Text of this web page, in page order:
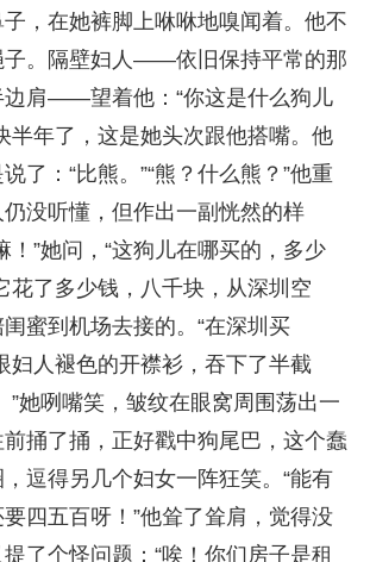
，在她裤脚上咻咻地嗅闻着。他不
子。隔壁妇人——依旧保持平常的那
边肩——望着他：“你这是什么狗儿
半年了，这是她头次跟他搭嘴。他
了：“比熊。”“熊？什么熊？”他重
没听懂，但作出一副恍然的样
！”她问，“这狗儿在哪买的，多少
花了多少钱，八千块，从深圳空
蜜到机场去接的。“在深圳买
妇人褪色的开襟衫，吞下了半截
”她咧嘴笑，皱纹在眼窝周围荡出一
捅了捅，正好戳中狗尾巴，这个蠢
逗得另几个妇女一阵狂笑。“能有
四五百呀！”他耸了耸肩，觉得没
了个怪问题：“唉！你们房子是租